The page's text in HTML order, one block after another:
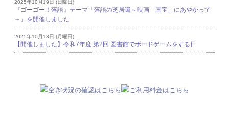
2025年10月19日 (日曜日)
『ゴーゴー！落語』テーマ「落語の芝居噺～映画「国宝」にあやかって
～」を開催しました
2025年10月13日 (月曜日)
【開催しました】令和7年度 第2回 図書館でボードゲームをする日